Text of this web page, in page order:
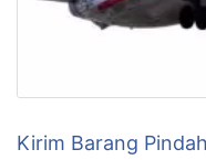
Kirim Barang